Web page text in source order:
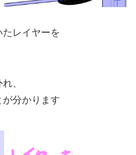
レイヤーを
、
が分かります